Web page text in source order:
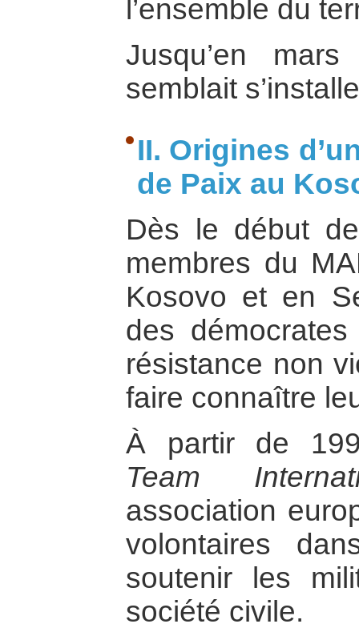
l’ensemble du
Jusqu’en
semblait
II. Origines
de Paix au
Dès le début
membres du
Kosovo et en
des
résistance non
faire connaître
À partir de
Team
association
volontaires
soutenir les
société civile.